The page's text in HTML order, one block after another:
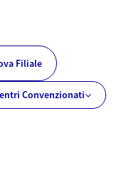
Filiale
Convenzionati